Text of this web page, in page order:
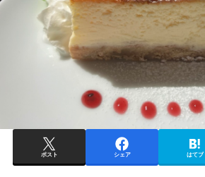
ポスト シェア はてブ